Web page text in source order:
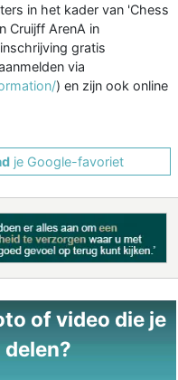
in het kader van 'Chess
Cruijff ArenA in
gratis
via
) en zijn ook online
je Google-favoriet
of video die je